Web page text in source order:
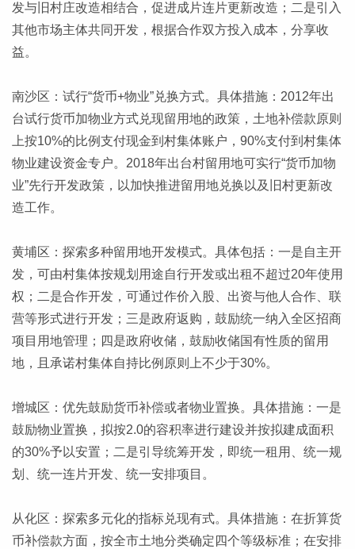
发与旧村庄改造相结合，促进成片连片更新改造；二是引入
其他市场主体共同开发，根据合作双方投入成本，分享收
益。
南沙区：试行“货币+物业”兑换方式。具体措施：2012年出
台试行货币加物业方式兑现留用地的政策，土地补偿款原则
上按10%的比例支付现金到村集体账户，90%支付到村集体
物业建设资金专户。2018年出台村留用地可实行“货币加物
业”先行开发政策，以加快推进留用地兑换以及旧村更新改
造工作。
黄埔区：探索多种留用地开发模式。具体包括：一是自主开
发，可由村集体按规划用途自行开发或出租不超过20年使用
权；二是合作开发，可通过作价入股、出资与他人合作、联
营等形式进行开发；三是政府返购，鼓励统一纳入全区招商
项目用地管理；四是政府收储，鼓励收储国有性质的留用
地，且承诺村集体自持比例原则上不少于30%。
增城区：优先鼓励货币补偿或者物业置换。具体措施：一是
鼓励物业置换，拟按2.0的容积率进行建设并按拟建成面积
的30%予以安置；二是引导统筹开发，即统一租用、统一规
划、统一连片开发、统一安排项目。
从化区：探索多元化的指标兑现有式。具体措施：在折算货
币补偿款方面，按全市土地分类确定四个等级标准；在安排